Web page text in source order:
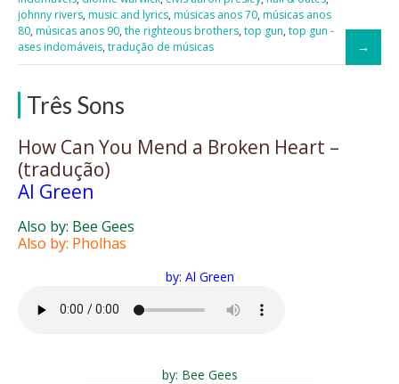
johnny rivers, music and lyrics, músicas anos 70, músicas anos
80, músicas anos 90, the righteous brothers, top gun, top gun -
ases indomáveis, tradução de músicas
Três Sons
How Can You Mend a Broken Heart –
(tradução)
Al Green
Also by: Bee Gees
Also by: Pholhas
by: Al Green
by: Bee Gees